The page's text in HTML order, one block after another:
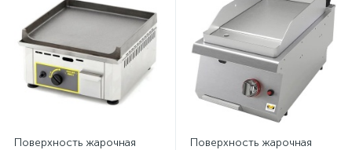
Поверхность жарочная
Поверхность жарочная